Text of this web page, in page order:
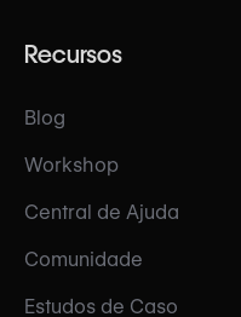
Recursos
Blog
Workshop
Central de Ajuda
Comunidade
Estudos de Caso